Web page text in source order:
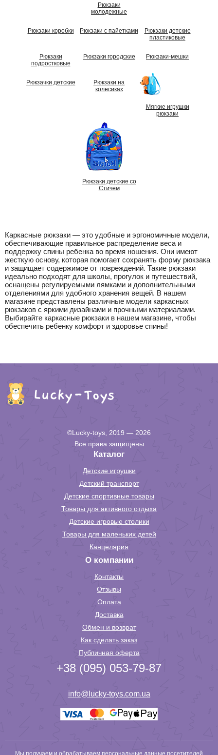
Рюкзаки
молодежные
Рюкзаки коробки Рюкзаки с пайетками
Рюкзаки детские
пластиковые
Рюкзаки
подростковые
Рюкзаки городские Рюкзаки-мешки
Рюкзачки детские
Рюкзаки на
колесиках
Мягкие игрушки
рюкзаки
Рюкзаки детские со
Стичем
Каркасные рюкзаки — это удобные и эргономичные модели,
обеспечивающие правильное распределение веса и
поддержку спины ребенка во время ношения. Они имеют
жесткую основу, которая помогает сохранять форму рюкзака
и защищает содержимое от повреждений. Такие рюкзаки
идеально подходят для школы, прогулок и путешествий,
оснащены регулируемыми лямками и дополнительными
отделениями для удобного хранения вещей. В нашем
магазине представлены различные модели каркасных
рюкзаков с яркими дизайнами и прочными материалами.
Выбирайте каркасные рюкзаки в нашем магазине, чтобы
обеспечить ребенку комфорт и здоровье спины!
©Lucky-toys, 2019 — 2026
Все права защищены
Каталог
Детские игрушки
Детский транспорт
Детские спортивные товары
Товары для активного отдыха
Детские игровые столики
Товары для маленьких детей
Канцелярия
О компании
Контакты
Отзывы
Оплата
Доставка
Обмен и возврат
Как сделать заказ
Публичная оферта
+38 (095) 053-79-87
info@lucky-toys.com.ua
Мы получаем и обрабатываем персональные данные посетителей